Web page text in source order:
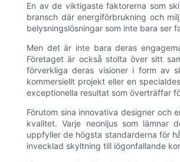
En av de viktigaste faktorerna som
bransch där energiförbrukning och
belysningslösningar som inte bara ser
Men det är inte bara deras
Företaget är också stolta över sitt
förverkliga deras visioner i form av
kommersiellt projekt eller en
exceptionella resultat som överträffar
Förutom sina innovativa designer och
kvalitet. Varje neonljus som lämnar
uppfyller de högsta standarderna för
invecklad skyltning till iögonfallande